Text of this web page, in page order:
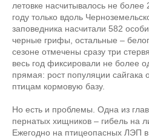
летовке насчитывалось не
году только вдоль
заповедника насчитали 582
черные грифы, остальные –
сезоне отмечены сразу три
весь год фиксировали не более
прямая: рост популяции сайгака
птицам кормовую базу.
Но есть и проблемы. Одна из
пернатых хищников – гибель на
Ежегодно на птицеопасных ЛЭП